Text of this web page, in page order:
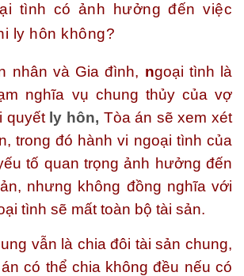
tình có ảnh hưởng đến việc
ly hôn không?
nhân và Gia đình, ngoại tình là
nghĩa vụ chung thủy của vợ
quyết ly hôn, Tòa án sẽ xem xét
trong đó hành vi ngoại tình của
tố quan trọng ảnh hưởng đến
nhưng không đồng nghĩa với
tình sẽ mất toàn bộ tài sản.
vẫn là chia đôi tài sản chung,
có thể chia không đều nếu có